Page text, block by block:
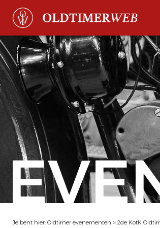
Je bent hier: Oldtimer evenementen > 2de KotK